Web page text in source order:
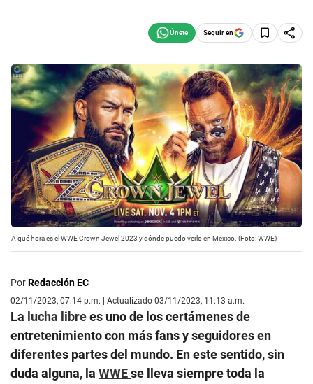
Seguir en
A qué hora es el WWE Crown Jewel 2023 y dónde puedo verlo en México. (Foto: WWE)
PorRedacción EC
02/11/2023, 07:14 p.m. | Actualizado 03/11/2023, 11:13 a.m.
La lucha librees uno de los certámenes de
entretenimiento con más fans y seguidores en
diferentes partes del mundo. En este sentido, sin
duda alguna, la WWEse lleva siempre toda la